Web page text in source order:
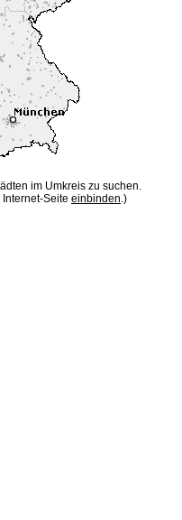
im Umkreis zu suchen.
Seite einbinden.)